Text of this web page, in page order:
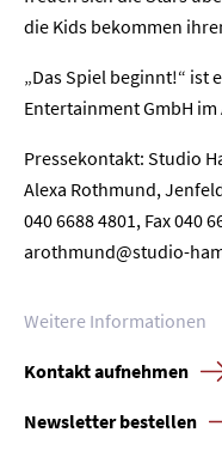
die Kids bekommen
„Das Spiel beginnt!“ ist
Entertainment GmbH im
Pressekontakt: Studio
Alexa Rothmund,
040 6688 4801, Fax 040
arothmund@studio-
Weitere Informationen
Kontakt aufnehmen
Newsletter bestellen
Home
Presse
Karriere